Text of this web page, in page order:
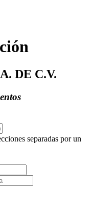
DE C.V.
separadas por un